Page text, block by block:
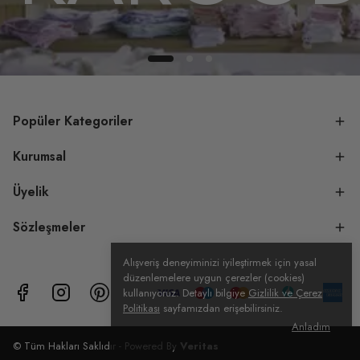
Alışveriş deneyiminizi iyileştirmek için yasal
düzenlemelere uygun çerezler (cookies)
kullanıyoruz. Detaylı bilgiyeGizlilik ve Çerez
Politikası sayfamızdan erişebilirsiniz.
Anladım
Popüler Kategoriler
Kurumsal
Üyelik
Sözleşmeler
© Tüm Hakları Saklıdır - Powered By Veritas